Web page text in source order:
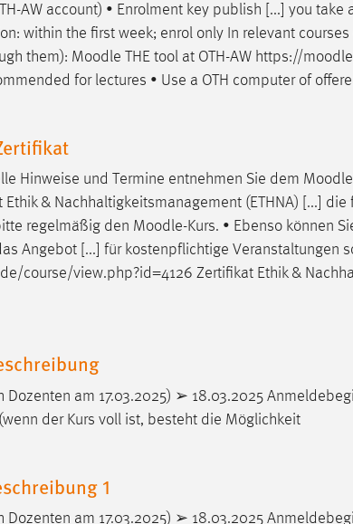
AW account) • Enrolment key publish [...] you take
within the first week; enrol only In relevant
them): Moodle THE tool at OTH-AW https://moodle
for lectures • Use a OTH computer of
Hinweise und Termine entnehmen Sie dem Moodle
& Nachhaltigkeitsmanagement (ETHNA) [...]
regelmäßig den Moodle-Kurs. • Ebenso können
Angebot [...] für kostenpflichtige Veranstaltungen
course/view.php?id=4126 Zertifikat Ethik &
am 17.03.2025) ➢ 18.03.2025
der Kurs voll ist, besteht die Möglichkeit
1
am 17.03.2025) ➢ 18.03.2025
style-